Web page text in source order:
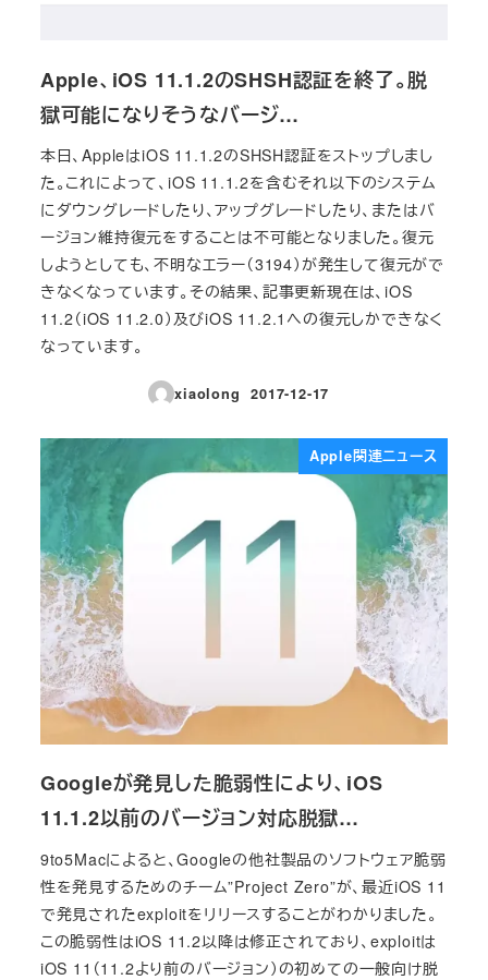
Apple、iOS 11.1.2のSHSH認証を終了。脱
獄可能になりそうなバージ…
本日、AppleはiOS 11.1.2のSHSH認証をストップしまし
た。これによって、iOS 11.1.2を含むそれ以下のシステム
にダウングレードしたり、アップグレードしたり、またはバ
ージョン維持復元をすることは不可能となりました。復元
しようとしても、不明なエラー（3194）が発生して復元がで
きなくなっています。その結果、記事更新現在は、iOS
11.2（iOS 11.2.0）及びiOS 11.2.1への復元しかできなく
なっています。
xiaolong
投稿日
2017-12-17
Apple関連ニュース
Googleが発見した脆弱性により、iOS
11.1.2以前のバージョン対応脱獄…
9to5Macによると、Googleの他社製品のソフトウェア脆弱
性を発見するためのチーム”Project Zero”が、最近iOS 11
で発見されたexploitをリリースすることがわかりました。
この脆弱性はiOS 11.2以降は修正されており、exploitは
iOS 11（11.2より前のバージョン）の初めての一般向け脱